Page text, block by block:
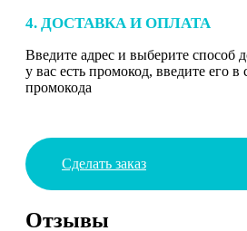
4. ДОСТАВКА И ОПЛАТА
Введите адрес и выберите способ
у вас есть промокод, введите его
промокода
Сделать заказ
Отзывы